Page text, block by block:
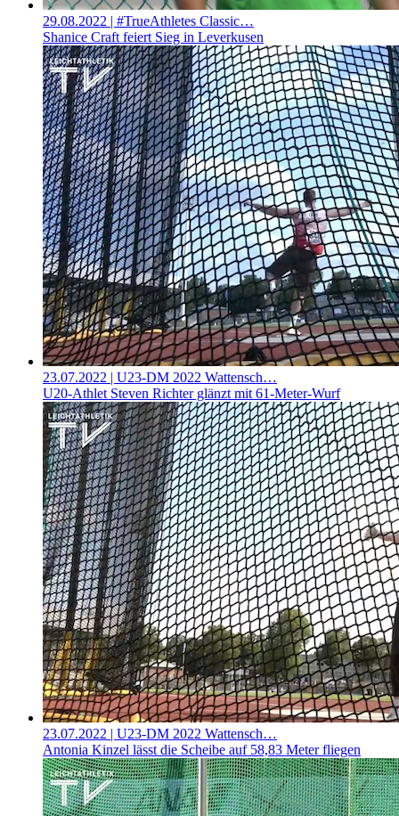
29.08.2022 | #TrueAthletes Classic…
Shanice Craft feiert Sieg in Leverkusen
23.07.2022 | U23-DM 2022 Wattensch…
U20-Athlet Steven Richter glänzt mit 61-Meter-Wurf
23.07.2022 | U23-DM 2022 Wattensch…
Antonia Kinzel lässt die Scheibe auf 58,83 Meter fliegen